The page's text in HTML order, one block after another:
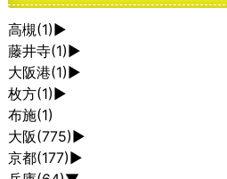
高槻(1) ►
藤井寺(1) ►
大阪港(1) ►
枚方(1) ►
布施(1)
大阪(775) ►
京都(177) ►